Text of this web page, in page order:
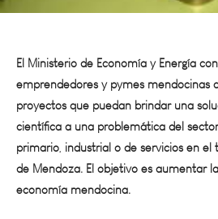
El Ministerio de Economía y Energía
emprendedores y pymes mendocinas a
proyectos que puedan brindar una
científica a una problemática del
primario, industrial o de servicios en
de Mendoza. El objetivo es
economía mendocina.
La convocatoria estará abierta 30 días